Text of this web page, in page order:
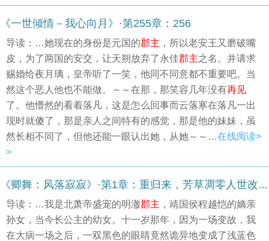
《一世倾情－我心向月》·第255章：256
导读：…她现在的身份是元国的郡主 ，所以老安王又磨破嘴
皮，为了两国的安交，让天朔放弃了永佳郡主之名。并请求
赐婚给夜月璃，皇帝听了一笑，他同不同意都不重要吧。当
然这个恶人他也不能做。～～在那，那笑容几年没有再见
了。他懵然的看着落凡，这是怎么回事而云落寒在落凡一出
现时就傻了，那是亲人之间特有的感觉，那是他的妹妹，虽
然长相不同了，但他还能一眼认出她，从她～～…在线阅读>
>
《卿舞：风落寂寂》·第1章：重归来，芳草凋零人世改（1）
导读：…我是北萧帝盛宠的明澈郡主 ，靖国侯程越恺的嫡亲
孙女，当今长公主的幼女。十一岁那年，因为一场变故，我
在大病一场之后，一双黑色的眼睛竟然诡异地变成了浅蓝色